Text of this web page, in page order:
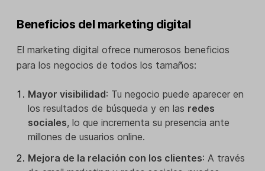
Beneficios del marketing digital
El marketing digital ofrece numerosos beneficios
para los negocios de todos los tamaños:
Mayor visibilidad: Tu negocio puede aparecer en
los resultados de búsqueda y en las redes
sociales, lo que incrementa su presencia ante
millones de usuarios online.
Mejora de la relación con los clientes: A través